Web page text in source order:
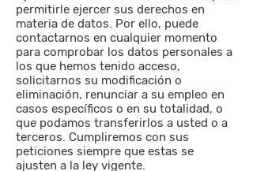
permitirle ejercer sus derechos en
materia de datos. Por ello, puede
contactarnos en cualquier momento
para comprobar los datos personales a
los que hemos tenido acceso,
solicitarnos su modificación o
eliminación, renunciar a su empleo en
casos específicos o en su totalidad, o
que podamos transferirlos a usted o a
terceros. Cumpliremos con sus
peticiones siempre que estas se
ajusten a la ley vigente.